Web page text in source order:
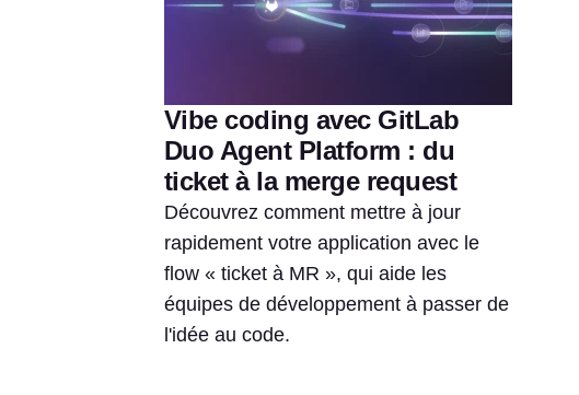
Vibe coding avec GitLab
Duo Agent Platform : du
ticket à la merge request
Découvrez comment mettre à jour
rapidement votre application avec le
flow « ticket à MR », qui aide les
équipes de développement à passer de
l'idée au code.